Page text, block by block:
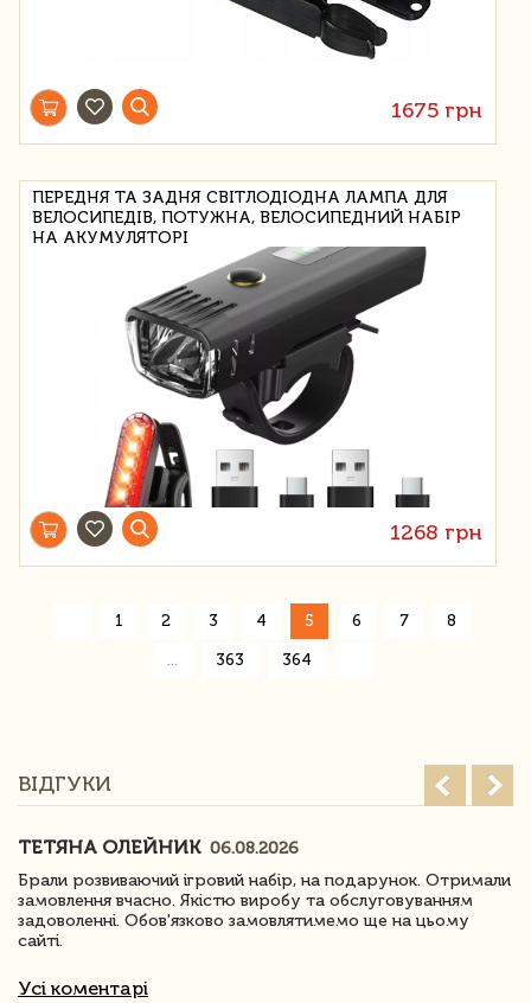
1675 грн
ПЕРЕДНЯ ТА ЗАДНЯ СВІТЛОДІОДНА ЛАМПА ДЛЯ
ВЕЛОСИПЕДІВ, ПОТУЖНА, ВЕЛОСИПЕДНИЙ НАБІР
НА АКУМУЛЯТОРІ
1268 грн
1 2 3 4 5 6 7 8
363 364
ВІДГУКИ
ТЕТЯНА ОЛЕЙНИК 06.08.2026
Брали розвиваючий ігровий набір, на подарунок. Отримали
замовлення вчасно. Якістю виробу та обслуговуванням
задоволенні. Обов'язково замовлятимемо ще на цьому
сайті.
Усі коментарі